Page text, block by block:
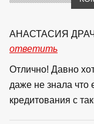
АНАСТАСИЯ
ответить
Отлично! Давно
даже не знала что
кредитования с